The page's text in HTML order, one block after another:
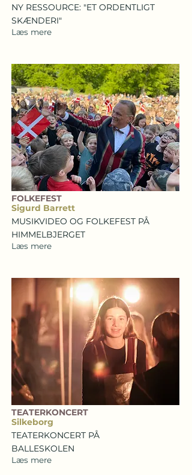
NY RESSOURCE: "ET ORDENTLIGT
SKÆNDERI"
Læs mere
FOLKEFEST
Sigurd Barrett
MUSIKVIDEO OG FOLKEFEST PÅ
HIMMELBJERGET
Læs mere
TEATERKONCERT
Silkeborg
TEATERKONCERT PÅ
BALLESKOLEN
Læs mere